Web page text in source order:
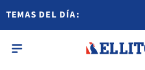
TEMAS DEL DÍA: